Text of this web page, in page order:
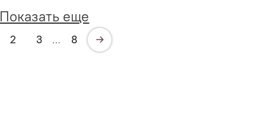
Показать еще
2 3 … 8